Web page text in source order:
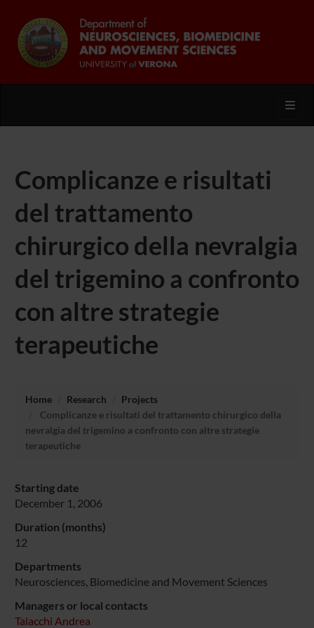
Complicanze e risultati
del trattamento
chirurgico della nevralgia
del trigemino a confronto
con altre strategie
terapeutiche
Home Research
Projects
Complicanze e risultati del trattamento chirurgico della
nevralgia del trigemino a confronto con altre strategie
terapeutiche
Starting date
December 1, 2006
Duration (months)
12
Departments
Neurosciences, Biomedicine and Movement Sciences
Managers or local contacts
Talacchi Andrea